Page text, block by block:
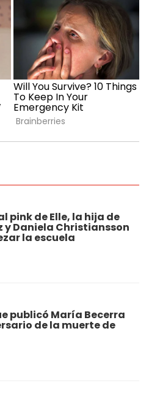
pink de Elle, la hija de
y Daniela Christiansson
la escuela
publicó María Becerra
de la muerte de